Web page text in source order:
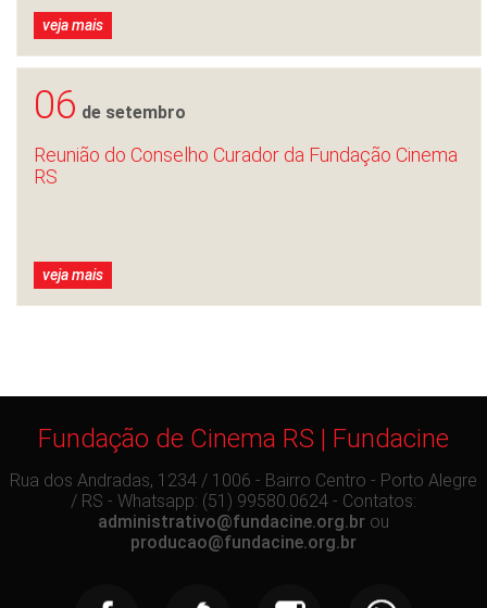
veja mais
06 de setembro
Reunião do Conselho Curador da Fundação Cinema
RS
veja mais
Fundação de Cinema RS | Fundacine
Rua dos Andradas, 1234 / 1006 - Bairro Centro - Porto Alegre
/ RS - Whatsapp: (51) 99580.0624 - Contatos:
administrativo@fundacine.org.br ou
producao@fundacine.org.br